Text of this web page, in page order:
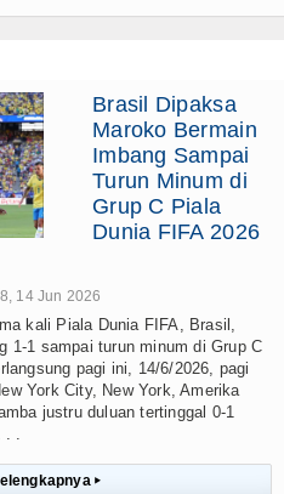
Brasil Dipaksa
Maroko Bermain
Imbang Sampai
Turun Minum di
Grup C Piala
Dunia FIFA 2026
14 Jun 2026
kali Piala Dunia FIFA, Brasil,
1-1 sampai turun minum di Grup C
pagi ini, 14/6/2026, pagi
York City, New York, Amerika
justru duluan tertinggal 0-1
.
▸